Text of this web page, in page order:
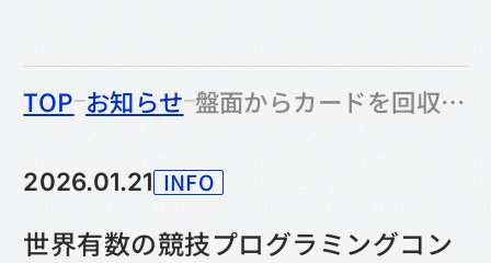
TOP お知らせのなかの 盤面からカードを回収しペアを作れ！｜競技プログラミングコンテスト「AHC059」で当社エンジニアが多数入賞
2026.01.21
カテゴリー
INFO
世界有数の競技プログラミングコン